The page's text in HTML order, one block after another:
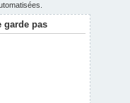
garde pas